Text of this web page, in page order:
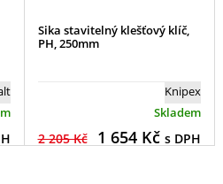
Sika stavitelný klešťový klíč,
PH, 250mm
Knipex
Skladem
2 205 Kč 1 654Kč s DPH